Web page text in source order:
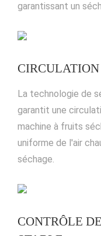
garantissant un
La technologie de
garantit une
machine à fruits
uniforme de l'air
séchage.
CONTRÔLE